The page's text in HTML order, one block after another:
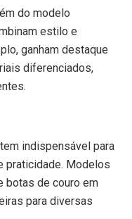
do modelo
estilo e
ganham destaque
diferenciados,
indispensável para
praticidade. Modelos
botas de couro em
para diversas